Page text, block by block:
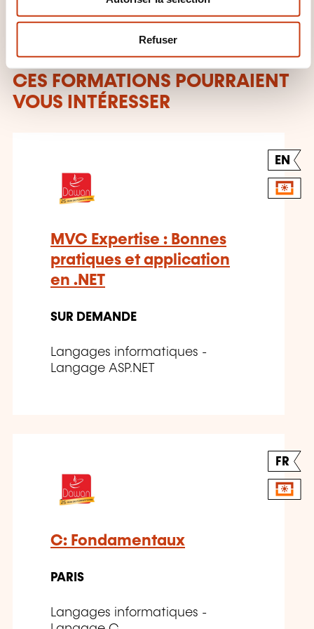
n
Refuser
CES FORMATIONS POURRAIENT
VOUS INTÉRESSER
EN
MVC Expertise : Bonnes
pratiques et application
en .NET
SUR DEMANDE
Langages informatiques -
Langage ASP.NET
FR
C: Fondamentaux
PARIS
Langages informatiques -